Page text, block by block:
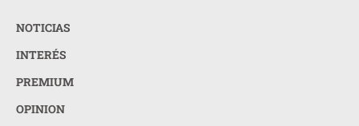
NOTICIAS
INTERÉS
PREMIUM
OPINION